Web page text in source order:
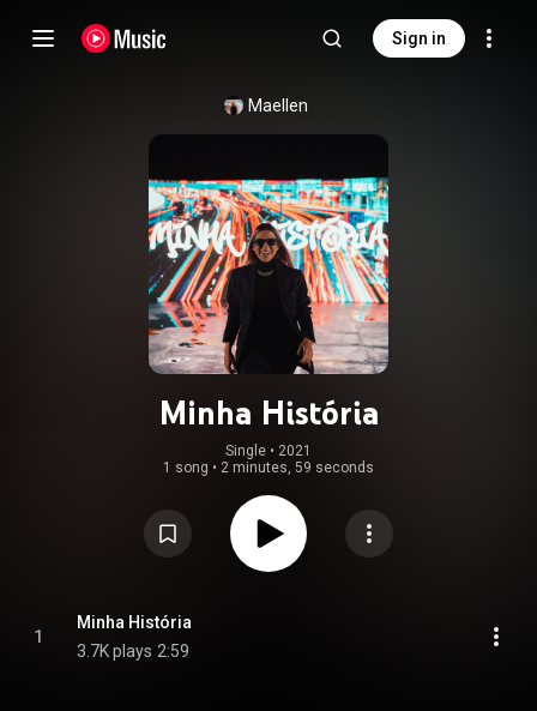
Sign in
Maellen
Minha História
Single • 2021
1 song • 2 minutes, 59 seconds
1
Minha História
3.7K plays 2:59